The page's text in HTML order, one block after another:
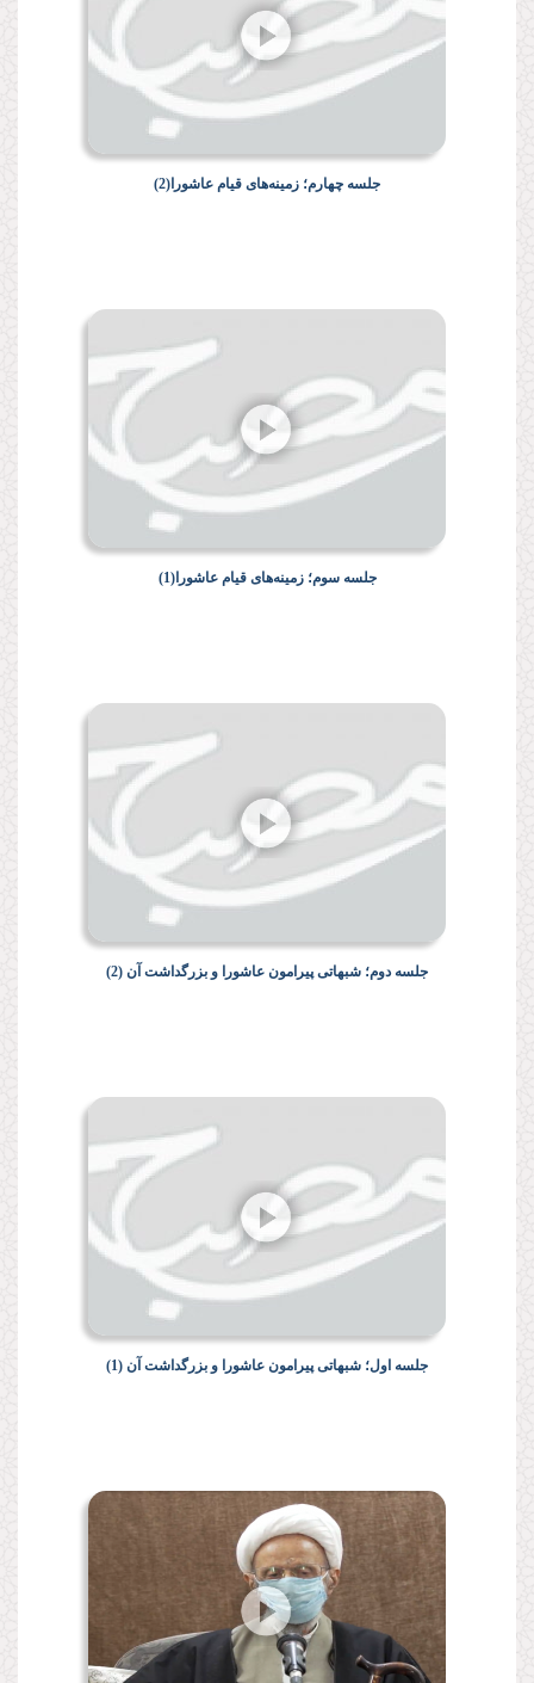
جلسه چهارم؛ زمینه‌هاى قیام عاشورا(2)
جلسه سوم؛ زمینه‌هاى قیام عاشورا(1)
جلسه دوم؛ شبهاتى پیرامون عاشورا و بزرگداشت آن (2)
جلسه اول؛ شبهاتى پیرامون عاشورا و بزرگداشت آن (1)